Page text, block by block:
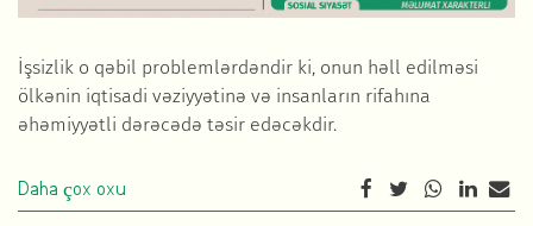
İşsizlik o qəbil problemlərdəndir ki, onun həll edilməsi
ölkənin iqtisadi vəziyyətinə və insanların rifahına
əhəmiyyətli dərəcədə təsir edəcəkdir.
Daha çox oxu